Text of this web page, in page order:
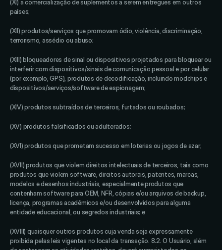
(XI) a comercialização de suplementos a serem entregues em outros
países;
(XII) produtos/serviços que promovam ódio, violência, discriminação,
terrorismo, assédio ou abuso;
(XIII) bloqueadores de sinal ou dispositivos projetados para bloquear ou
interferir com dispositivos/sinais de comunicação pessoal e por celular
(por exemplo, GPS), produtos de decodificação, incluindo modchips e
dispositivos/serviços/software de espionagem;
(XIV) produtos subtraídos de terceiros, furtados ou roubados;
(XV) produtos falsificados ou adulterados;
(XVI) produtos que prometam sucesso em loterias ou jogos de azar;
(XVII) produtos que violem direitos intelectuais de terceiros, tais como
produtos que violem software, direitos autorais, patentes, marcas,
modelos e desenhos industriais, especialmente produtos que
contenham software para OEM, NFR, cópias e/ou arquivos de backup,
licença, programas acadêmicos e/ou desenvolvidos para alguma
entidade educacional, ou segredos industriais; e
(XVIII) quaisquer outros produtos cuja venda seja expressamente
proibida pelas leis vigentes no local da transação. 8.2. O Usuário, além